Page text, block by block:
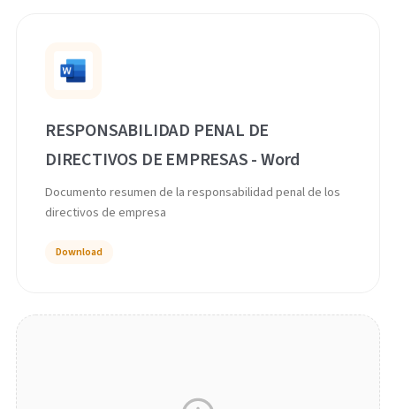
RESPONSABILIDAD PENAL DE
DIRECTIVOS DE EMPRESAS - Word
Documento resumen de la responsabilidad penal de los
directivos de empresa
Download